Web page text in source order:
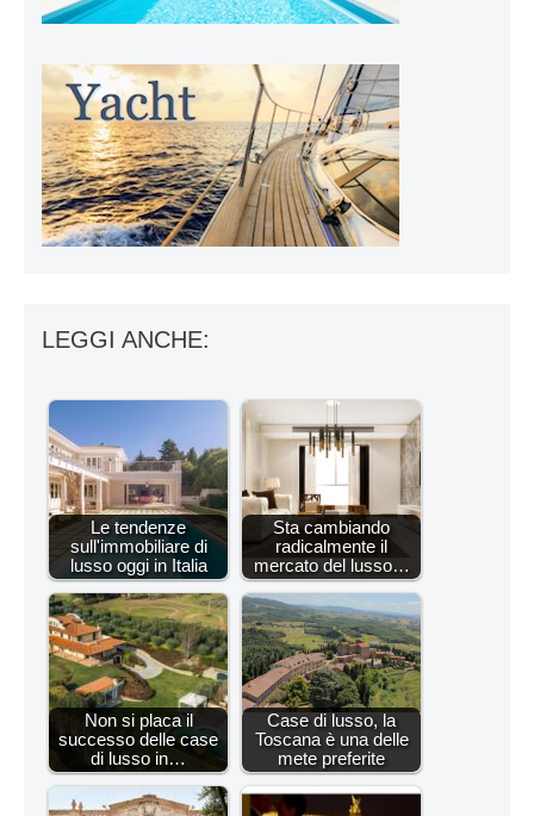
LEGGI ANCHE:
Le tendenze
sull'immobiliare di
lusso oggi in Italia
Sta cambiando
radicalmente il
mercato del lusso…
Non si placa il
successo delle case
di lusso in…
Case di lusso, la
Toscana è una delle
mete preferite